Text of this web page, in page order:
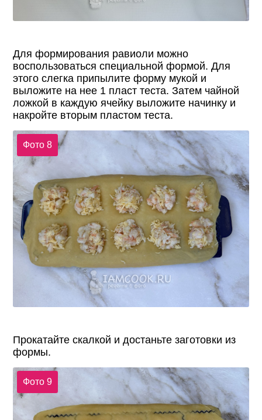
Для формирования равиоли можно
воспользоваться специальной формой. Для
этого слегка припылите форму мукой и
выложите на нее 1 пласт теста. Затем чайной
ложкой в каждую ячейку выложите начинку и
накройте вторым пластом теста.
Фото 8
Прокатайте скалкой и достаньте заготовки из
формы.
Фото 9